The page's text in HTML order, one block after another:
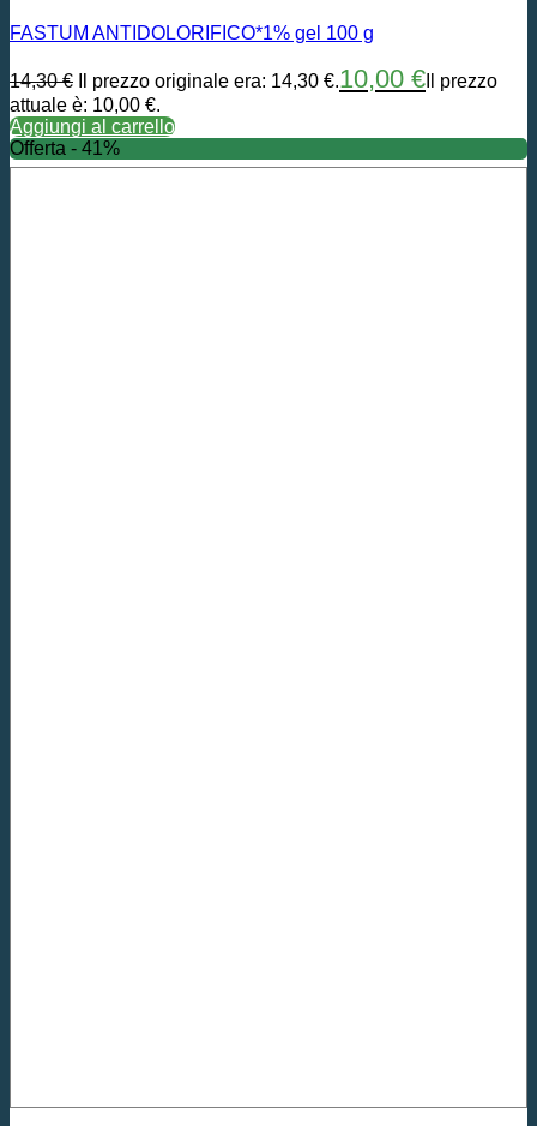
FASTUM ANTIDOLORIFICO*1% gel 100 g
14,30€ Il prezzo originale era: 14,30 €.10,00 € Il prezzo
attuale è: 10,00 €.
Aggiungi al carrello
Offerta - 41%